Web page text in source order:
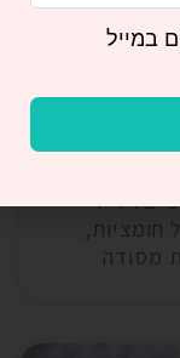
באמת
ד״ר
חומציות,
מסודה
במייל